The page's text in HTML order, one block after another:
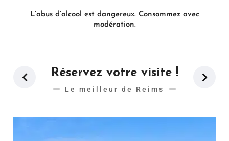
L’abus d’alcool est dangereux. Consommez avec
modération.
Réservez votre visite !
Le meilleur de Reims